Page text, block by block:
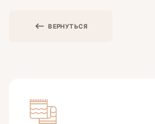
ВЕРНУТЬСЯ